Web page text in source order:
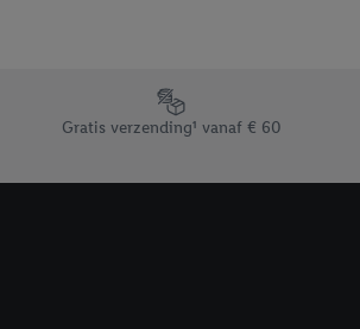
Footerelement met de verschillende USPs
Gratis verzending¹ vanaf € 60